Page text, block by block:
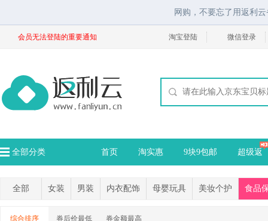
网购，不要忘了用返利
会员无法登陆的重要通知 淘宝登陆 微信登录
全部分类 首页 淘实惠 9块9包邮 超级返
全部 女装 男装 内衣配饰 母婴玩具 美妆个护 食品
综合排序 券后价最低 券金额最高